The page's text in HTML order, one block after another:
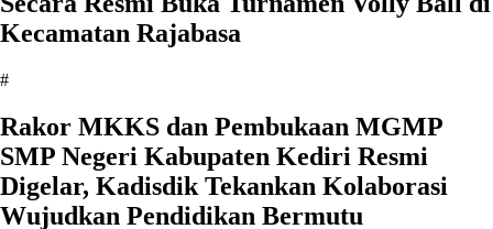
Kecamatan Rajabasa
#
Rakor MKKS dan Pembukaan MGMP
SMP Negeri Kabupaten Kediri Resmi
Digelar, Kadisdik Tekankan Kolaborasi
Wujudkan Pendidikan Bermutu